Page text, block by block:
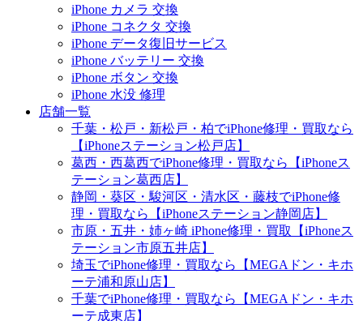
iPhone カメラ 交換
iPhone コネクタ 交換
iPhone データ復旧サービス
iPhone バッテリー 交換
iPhone ボタン 交換
iPhone 水没 修理
店舗一覧
千葉・松戸・新松戸・柏でiPhone修理・買取なら
【iPhoneステーション松戸店】
葛西・西葛西でiPhone修理・買取なら【iPhoneス
テーション葛西店】
静岡・葵区・駿河区・清水区・藤枝でiPhone修
理・買取なら【iPhoneステーション静岡店】
市原・五井・姉ヶ崎 iPhone修理・買取【iPhoneス
テーション市原五井店】
埼玉でiPhone修理・買取なら【MEGAドン・キホ
ーテ浦和原山店】
千葉でiPhone修理・買取なら【MEGAドン・キホ
ーテ成東店】